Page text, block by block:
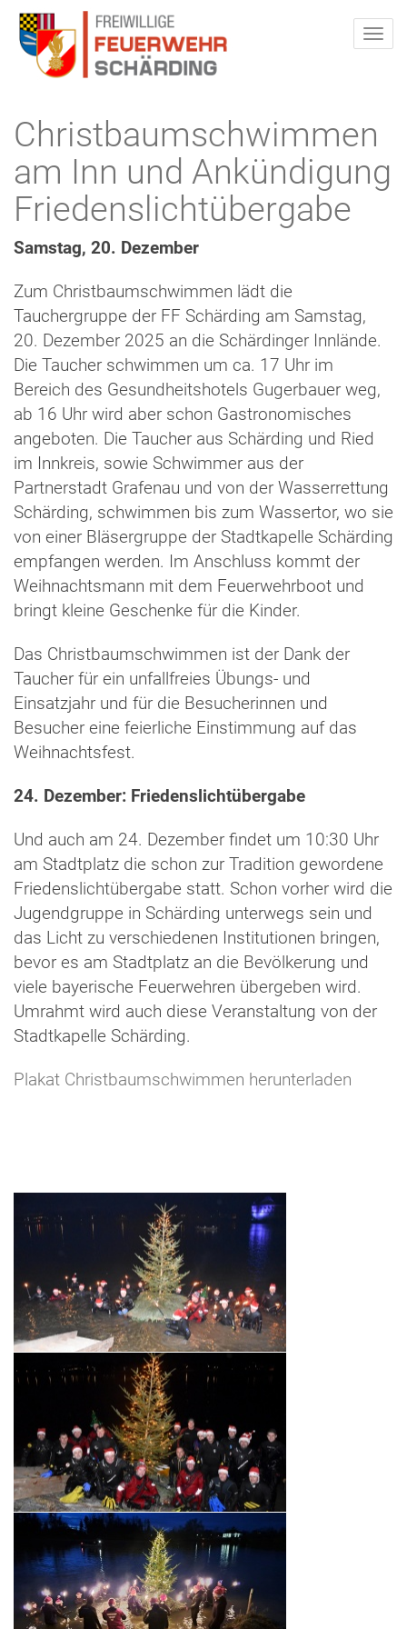
Christbaumschwimmen
am Inn und Ankündigung
Friedenslichtübergabe
Samstag, 20. Dezember
Zum Christbaumschwimmen lädt die
Tauchergruppe der FF Schärding am Samstag,
20. Dezember 2025 an die Schärdinger Innlände.
Die Taucher schwimmen um ca. 17 Uhr im
Bereich des Gesundheitshotels Gugerbauer weg,
ab 16 Uhr wird aber schon Gastronomisches
angeboten. Die Taucher aus Schärding und Ried
im Innkreis, sowie Schwimmer aus der
Partnerstadt Grafenau und von der Wasserrettung
Schärding, schwimmen bis zum Wassertor, wo sie
von einer Bläsergruppe der Stadtkapelle Schärding
empfangen werden. Im Anschluss kommt der
Weihnachtsmann mit dem Feuerwehrboot und
bringt kleine Geschenke für die Kinder.
Das Christbaumschwimmen ist der Dank der
Taucher für ein unfallfreies Übungs- und
Einsatzjahr und für die Besucherinnen und
Besucher eine feierliche Einstimmung auf das
Weihnachtsfest.
24. Dezember: Friedenslichtübergabe
Und auch am 24. Dezember findet um 10:30 Uhr
am Stadtplatz die schon zur Tradition gewordene
Friedenslichtübergabe statt. Schon vorher wird die
Jugendgruppe in Schärding unterwegs sein und
das Licht zu verschiedenen Institutionen bringen,
bevor es am Stadtplatz an die Bevölkerung und
viele bayerische Feuerwehren übergeben wird.
Umrahmt wird auch diese Veranstaltung von der
Stadtkapelle Schärding.
Plakat Christbaumschwimmen herunterladen